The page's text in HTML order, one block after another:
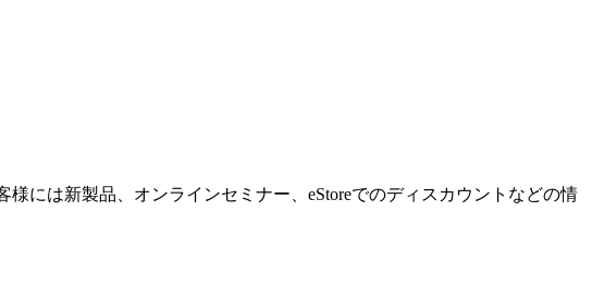
には新製品、オンラインセミナー、eStoreでのディスカウントなどの情